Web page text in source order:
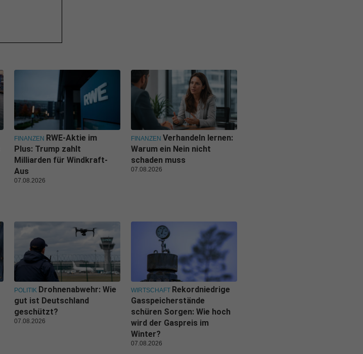
FINANZEN RWE-Aktie im
Plus: Trump zahlt
Milliarden für Windkraft-
Aus
07.08.2026
FINANZEN Verhandeln lernen:
Warum ein Nein nicht
schaden muss
07.08.2026
POLITIK Drohnenabwehr: Wie
gut ist Deutschland
geschützt?
07.08.2026
WIRTSCHAFT Rekordniedrige
Gasspeicherstände
schüren Sorgen: Wie hoch
wird der Gaspreis im
Winter?
07.08.2026